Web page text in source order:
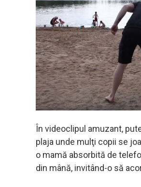
În videoclipul amuzant,
plaja unde mulţi copii se
o mamă absorbită de
din mână, invitând-o să